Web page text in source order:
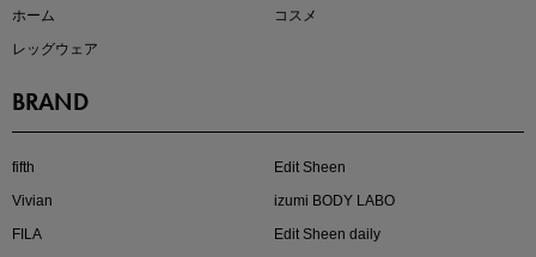
近日販売のアイテムを先見せ
ホーム
コスメ
レッグウェア
BRAND
fifth
Edit Sheen
Vivian
izumi BODY LABO
FILA
Edit Sheen daily